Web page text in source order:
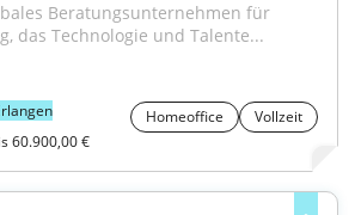
Beratungsunternehmen für
das Technologie und Talente...
Homeoffice
Vollzeit
60.900,00 €